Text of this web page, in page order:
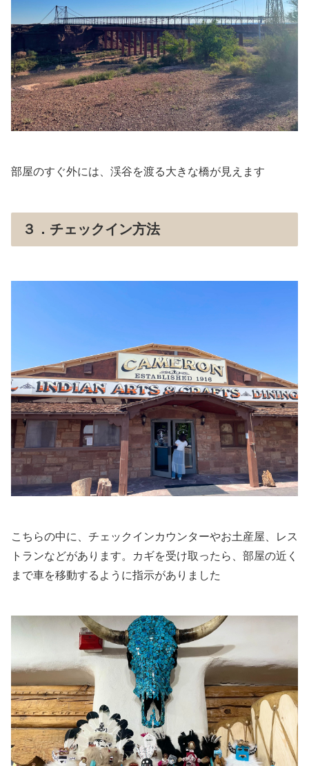
部屋のすぐ外には、渓谷を渡る大きな橋が見えます
３．チェックイン方法
こちらの中に、チェックインカウンターやお土産屋、レス
トランなどがあります。カギを受け取ったら、部屋の近く
まで車を移動するように指示がありました